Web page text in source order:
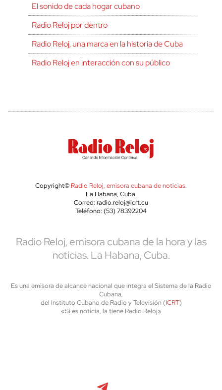
El sonido de cada hogar cubano
Radio Reloj por dentro
Radio Reloj, una marca en la historia de Cuba
Radio Reloj en interacción con su público
Copyright© Radio Reloj, emisora cubana de noticias.
La Habana, Cuba.
Correo: radio.reloj@icrt.cu
Teléfono: (53) 78392204
Radio Reloj, emisora cubana de la hora y las
noticias. La Habana, Cuba.
Es una emisora de alcance nacional que integra el Sistema de la Radio
Cubana,
del Instituto Cubano de Radio y Televisión (ICRT)
«Si es noticia, la tiene Radio Reloj»